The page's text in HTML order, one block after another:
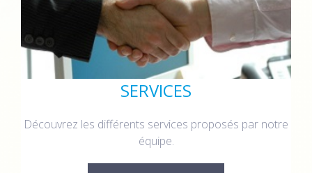
SERVICES
Découvrez les différents services proposés par notre
équipe.